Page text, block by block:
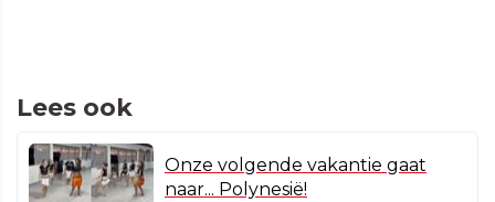
Lees ook
Onze volgende vakantie gaat
naar... Polynesië!